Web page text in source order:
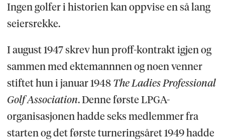
Ingen golfer i historien kan oppvise en så lang
seiersrekke.
I august 1947 skrev hun proff-kontrakt igjen og
sammen med ektemannnen og noen venner
stiftet hun i januar 1948 The Ladies Professional
Golf Association. Denne første LPGA-
organisasjonen hadde seks medlemmer fra
starten og det første turneringsåret 1949 hadde